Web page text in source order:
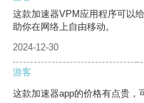
这款加速器VPM应用程序可以
助你在网络上自由移动。
2024-12-30
游客
这款加速器app的价格有点贵，